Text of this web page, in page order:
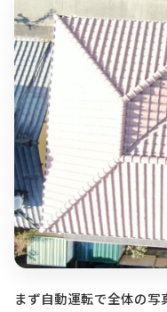
まず自動運転で全体の